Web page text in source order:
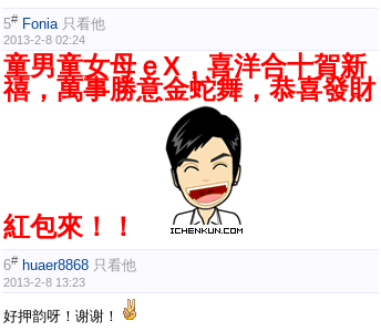
5# Fonia 只看他
2013-2-8 02:24
童男童女母ｅX，喜洋合十賀新
禧，萬事勝意金蛇舞，恭喜發財
紅包來！！
6# huaer8868 只看他
2013-2-8 13:23
好押韵呀！谢谢！